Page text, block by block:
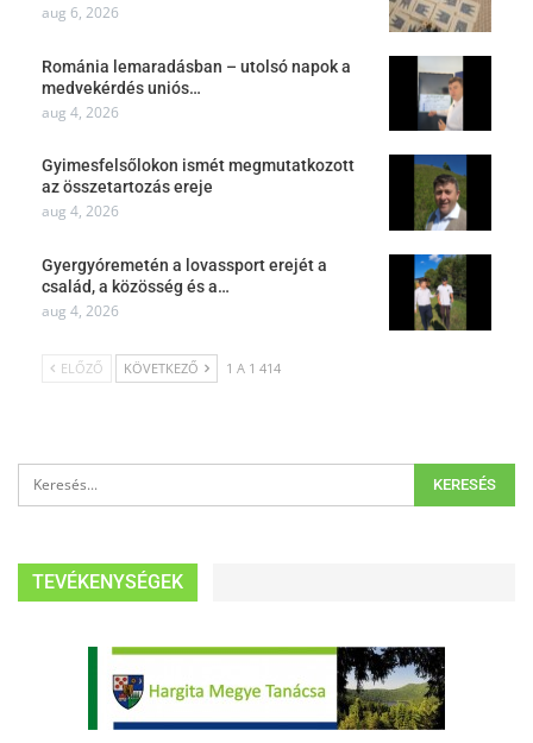
aug 6, 2026
Románia lemaradásban – utolsó napok a
medvekérdés uniós…
aug 4, 2026
Gyimesfelsőlokon ismét megmutatkozott
az összetartozás ereje
aug 4, 2026
Gyergyóremetén a lovassport erejét a
család, a közösség és a…
aug 4, 2026
ELŐZŐ KÖVETKEZŐ 1 A 1 414
TEVÉKENYSÉGEK